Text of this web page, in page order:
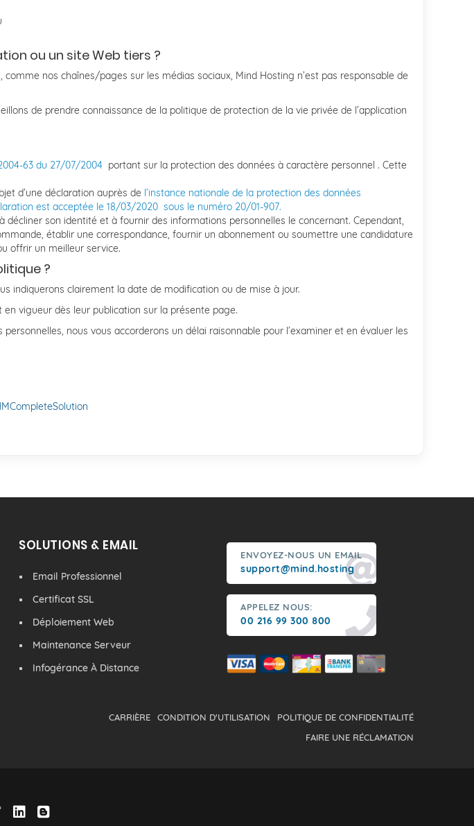
ou un site Web tiers ?
nos chaînes/pages sur les médias sociaux, Mind Hosting n’est pas responsable de
de prendre connaissance de la politique de protection de la vie privée de l’application
63 du 27/07/2004 portant sur la protection des données à caractère personnel . Cette
d’une déclaration auprès de l’instance nationale de la protection des données
est acceptée le 18/03/2020 sous le numéro 20/01-907.
son identité et à fournir des informations personnelles le concernant. Cependant,
établir une correspondance, fournir un abonnement ou soumettre une candidature
offrir un meilleur service.
?
indiquerons clairement la date de modification ou de mise à jour.
vigueur dès leur publication sur la présente page.
nous vous accorderons un délai raisonnable pour l’examiner et en évaluer les
SOLUTIONS & EMAIL
Email Professionnel
Certificat SSL
Déploiement Web
Maintenance Serveur
Infogérance À Distance
ENVOYEZ-NOUS UN EMAIL
support@mind.hosting
APPELEZ NOUS:
00 216 99 300 800
POLITIQUE DE CONFIDENTIALITÉ
CONDITION D'UTILISATION
CARRIÈRE
FAIRE UNE RÉCLAMATION